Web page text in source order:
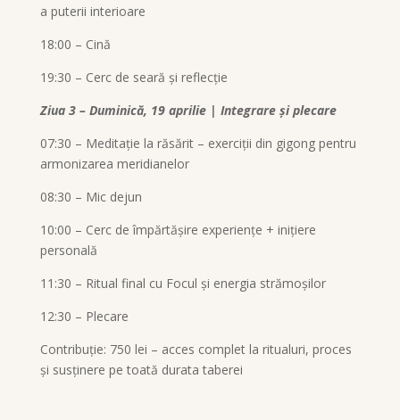
a puterii interioare
18:00 – Cină
19:30 – Cerc de seară și reflecție
Ziua 3 – Duminică, 19 aprilie | Integrare și plecare
07:30 – Meditație la răsărit – exerciții din gigong pentru
armonizarea meridianelor
08:30 – Mic dejun
10:00 – Cerc de împărtășire experiențe + inițiere
personală
11:30 – Ritual final cu Focul și energia strămoșilor
12:30 – Plecare
Contribuție: 750 lei – acces complet la ritualuri, proces
și susținere pe toată durata taberei